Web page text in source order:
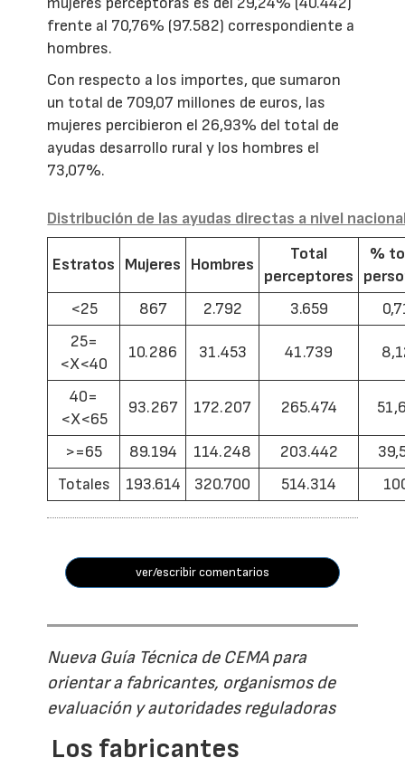
frente al 70,76% (97.582) correspondiente a
hombres.
Con respecto a los importes, que sumaron
un total de 709,07 millones de euros, las
mujeres percibieron el 26,93% del total de
ayudas desarrollo rural y los hombres el
73,07%.
Distribución de las ayudas directas a nivel
Estratos Mujeres Hombres
Total
perceptores
%
<25
867 2.792 3.659
25=
<X<40
10.286 31.453 41.739
40=
<X<65
93.267 172.207 265.474
>=65 89.194 114.248 203.442
Totales
193.614 320.700 514.314
ver/escribir comentarios
Nueva Guía Técnica de CEMA para
orientar a fabricantes, organismos de
evaluación y autoridades reguladoras
Los fabricantes